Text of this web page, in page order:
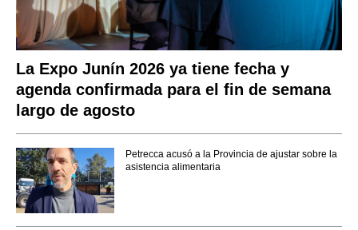
La Expo Junín 2026 ya tiene fecha y
agenda confirmada para el fin de semana
largo de agosto
Petrecca acusó a la Provincia de ajustar sobre la
asistencia alimentaria